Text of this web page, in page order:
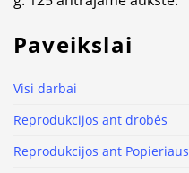
Paveikslai
Visi darbai
Reprodukcijos ant drobės
Reprodukcijos ant Popieriaus